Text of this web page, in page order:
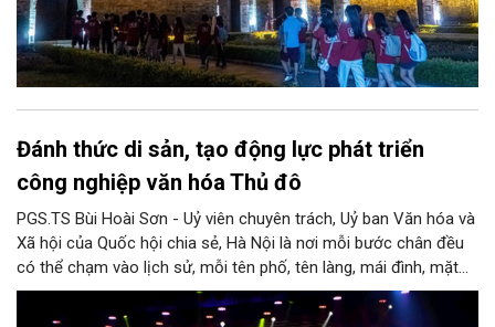
Đánh thức di sản, tạo động lực phát triển
công nghiệp văn hóa Thủ đô
PGS.TS Bùi Hoài Sơn - Uỷ viên chuyên trách, Uỷ ban Văn hóa và
Xã hội của Quốc hội chia sẻ, Hà Nội là nơi mỗi bước chân đều
có thể chạm vào lịch sử, mỗi tên phố, tên làng, mái đình, mặt
hồ, nếp nhà, câu hát, món ăn, làn điệu, nghề thủ công đều có
thể kể một câu chuyện về chiều sâu văn hiến của dân tộc.